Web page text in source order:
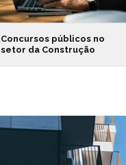
Concursos públicos no
setor da Construção